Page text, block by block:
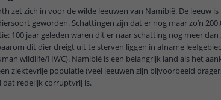
zet zich in voor de wilde leeuwen van Namibië. De leeuw
geworden. Schattingen zijn dat er nog maar zo’n
100 jaar geleden waren dit er naar schatting nog meer dan
dit dier dreigt uit te sterven liggen in afname
wildlife/HWC). Namibië is een belangrijk land als het
ziektevrije populatie (veel leeuwen zijn bijvoorbeeld
dat redelijk corruptvrij is.